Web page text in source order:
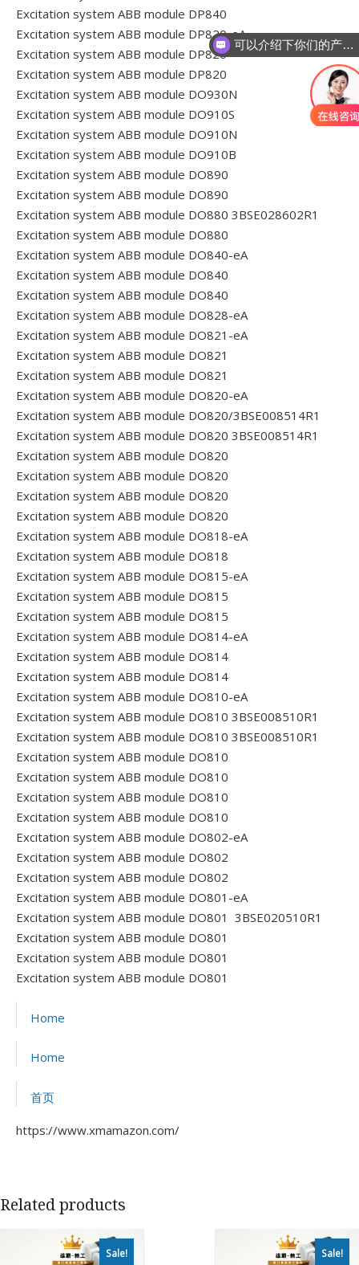
Excitation system ABB module DP840
Excitation system ABB module DP820-eA
Excitation system ABB module DP820
Excitation system ABB module DP820
Excitation system ABB module DO930N
Excitation system ABB module DO910S
Excitation system ABB module DO910N
Excitation system ABB module DO910B
Excitation system ABB module DO890
Excitation system ABB module DO890
Excitation system ABB module DO880 3BSE028602R1
Excitation system ABB module DO880
Excitation system ABB module DO840-eA
Excitation system ABB module DO840
Excitation system ABB module DO840
Excitation system ABB module DO828-eA
Excitation system ABB module DO821-eA
Excitation system ABB module DO821
Excitation system ABB module DO821
Excitation system ABB module DO820-eA
Excitation system ABB module DO820/3BSE008514R1
Excitation system ABB module DO820 3BSE008514R1
Excitation system ABB module DO820
Excitation system ABB module DO820
Excitation system ABB module DO820
Excitation system ABB module DO820
Excitation system ABB module DO818-eA
Excitation system ABB module DO818
Excitation system ABB module DO815-eA
Excitation system ABB module DO815
Excitation system ABB module DO815
Excitation system ABB module DO814-eA
Excitation system ABB module DO814
Excitation system ABB module DO814
Excitation system ABB module DO810-eA
Excitation system ABB module DO810 3BSE008510R1
Excitation system ABB module DO810 3BSE008510R1
Excitation system ABB module DO810
Excitation system ABB module DO810
Excitation system ABB module DO810
Excitation system ABB module DO810
Excitation system ABB module DO802-eA
Excitation system ABB module DO802
Excitation system ABB module DO802
Excitation system ABB module DO801-eA
Excitation system ABB module DO801 3BSE020510R1
Excitation system ABB module DO801
Excitation system ABB module DO801
Excitation system ABB module DO801
Home
Home
首页
https://www.xmamazon.com/
Related products
Sale! Sale!
可以介绍下你们的产品么